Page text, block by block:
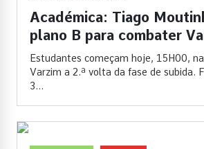
Académica: Tiago
plano B para combater
Estudantes começam hoje, 15H00,
Varzim a 2.ª volta da fase de subida.
3...